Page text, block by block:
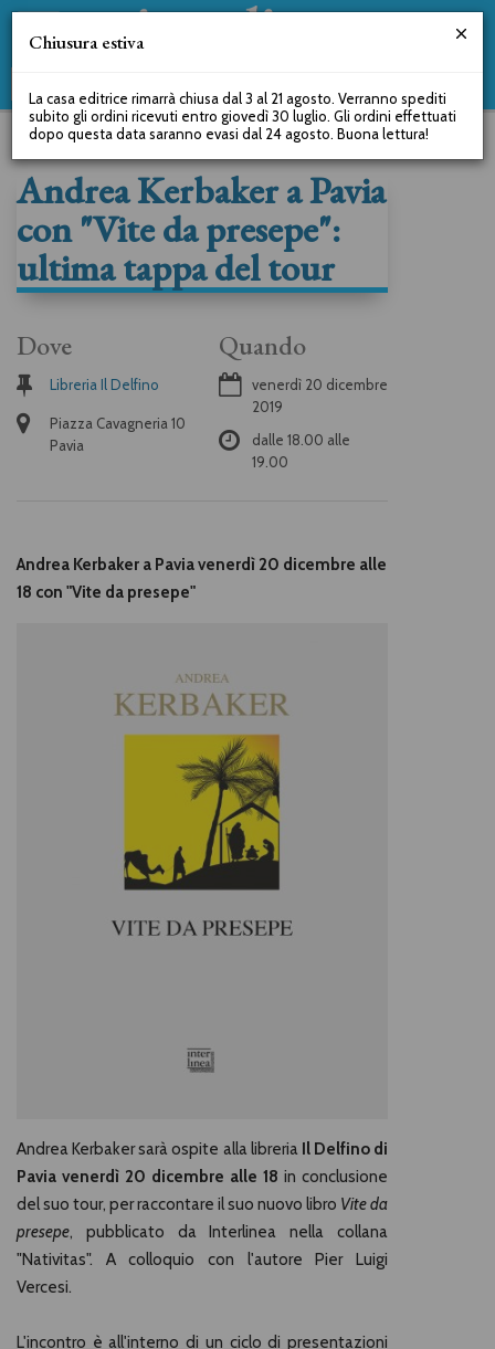
Andrea Kerbaker a Pavia
con "Vite da presepe":
ultima tappa del tour
Dove
Libreria Il Delfino
Piazza Cavagneria 10
Pavia
Quando
venerdì 20 dicembre
2019
dalle 18.00 alle
19.00
Andrea Kerbaker a Pavia venerdì 20 dicembre alle
18 con "Vite da presepe"
Andrea Kerbaker sarà ospite alla libreriaIl Delfino di
Pavia venerdì 20 dicembre alle 18 in conclusione
del suo tour, per raccontare il suo nuovo libro Vite da
presepe, pubblicato da Interlinea nella collana
"Nativitas". A colloquio con l'autore Pier Luigi
Vercesi.
L'incontro è all'interno di un ciclo di presentazioni
Chiusura estiva
La casa editrice rimarrà chiusa dal 3 al 21 agosto. Verranno spediti
subito gli ordini ricevuti entro giovedì 30 luglio. Gli ordini effettuati
dopo questa data saranno evasi dal 24 agosto. Buona lettura!